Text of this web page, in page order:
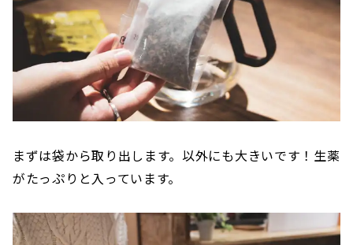
まずは袋から取り出します。以外にも大きいです！生薬
がたっぷりと入っています。